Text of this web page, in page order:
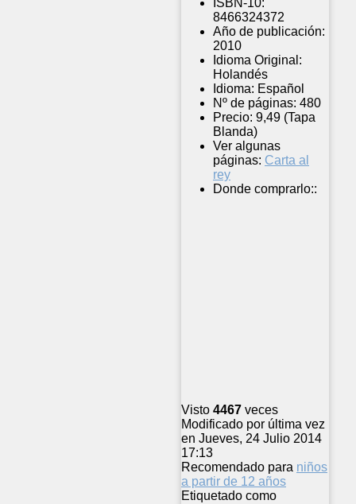
ISBN-10:
8466324372
Año de publicación:
2010
Idioma Original:
Holandés
Idioma: Español
Nº de páginas: 480
Precio: 9,49 (Tapa
Blanda)
Ver algunas
páginas: Carta al
rey
Donde comprarlo::
Visto 4467 veces
Modificado por última vez
en Jueves, 24 Julio 2014
17:13
Recomendado para niños
a partir de 12 años
Etiquetado como